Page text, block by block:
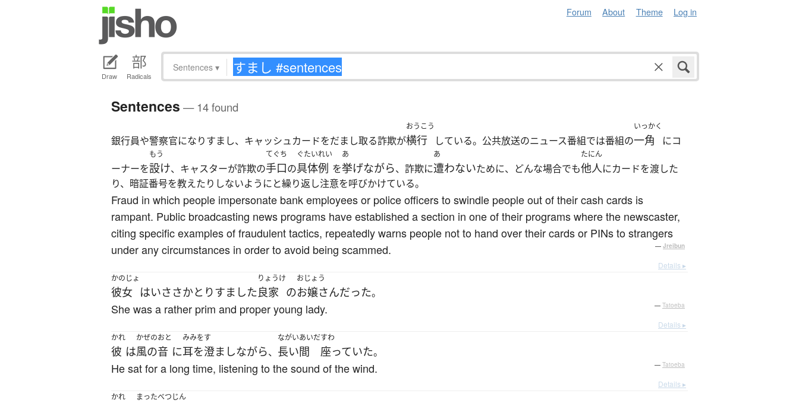
Forum About Theme Log in
Draw Radicals
Sentences ▾
Sentences — 14 found
銀行員や警察官になりすまし、キャッシュカードをだまし取る詐欺が
おうこう
横行 している。公共放送のニュース番組では番組の
いっかく
一角 にコ
ーナーを
もう
設け、キャスターが詐欺の
てぐち
手口の
ぐたいれい
具体例 を
あ
挙げながら、詐欺に
あ
遭わないために、どんな場合でも
たにん
他人にカードを渡した
り、暗証番号を教えたりしないようにと繰り返し注意を呼びかけている。
Fraud in which people impersonate bank employees or police officers to swindle people out of their cash cards is
rampant. Public broadcasting news programs have established a section in one of their programs where the newscaster,
citing specific examples of fraudulent tactics, repeatedly warns people not to hand over their cards or PINs to strangers
under any circumstances in order to avoid being scammed.
— Jreibun
Details ▸
かのじょ
彼女 はいささかとりすました
りょうけ
良家 の
おじょう
お嬢さんだった。
She was a rather prim and proper young lady. — Tatoeba
Details ▸
かれ
彼 は
かぜのおと
風の音 に
みみをす
耳を澄ましながら、
ながいあいだ
長い間
すわ
座っていた。
He sat for a long time, listening to the sound of the wind. — Tatoeba
Details ▸
かれ
まったべつじん